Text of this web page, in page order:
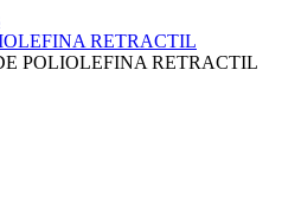
RETRACTIL
POLIOLEFINA RETRACTIL